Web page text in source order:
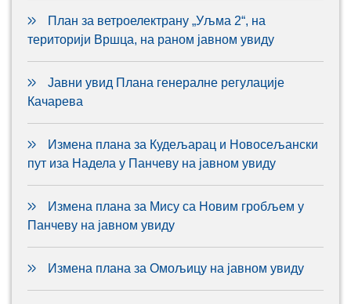
План за ветроелектрану „Уљма 2“, на
територији Вршца, на раном јавном увиду
Јавни увид Плана генералне регулације
Качарева
Измена плана за Кудељарац и Новосељански
пут иза Надела у Панчеву на јавном увиду
Измена плана за Мису са Новим гробљем у
Панчеву на јавном увиду
Измена плана за Омољицу на јавном увиду